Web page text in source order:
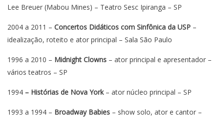
Lee Breuer (Mabou Mines) – Teatro Sesc Ipiranga – SP
2004 a 2011 – Concertos Didáticos com Sinfônica da USP –
idealização, roteito e ator principal – Sala São Paulo
1996 a 2010 – Midnight Clowns – ator principal e apresentador –
vários teatros – SP
1994 – Histórias de Nova York– ator núcleo principal – SP
1993 a 1994 – Broadway Babies – show solo, ator e cantor –